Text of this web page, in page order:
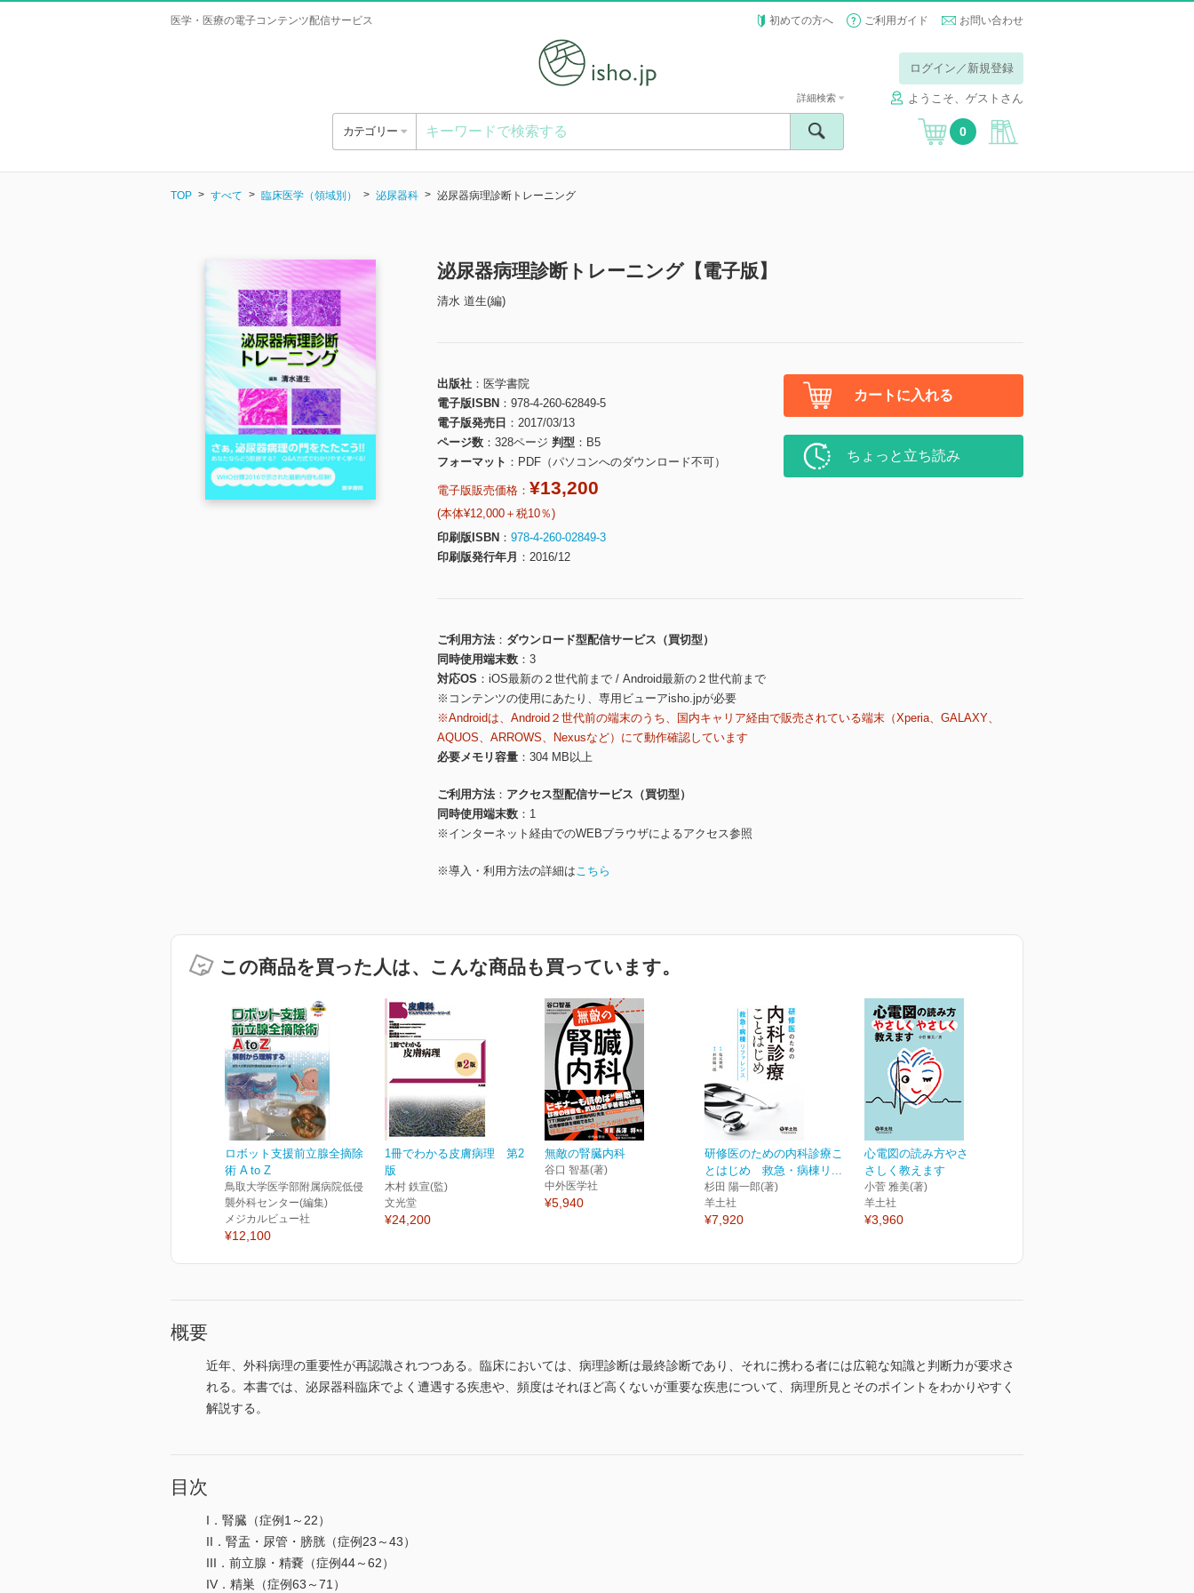
医学・医療の電子コンテンツ配信サービス 初めての方へ ご利用ガイド お問い合わせ
ログイン／新規登録
ようこそ、ゲストさん
カテゴリー
詳細検索
0
TOP すべて 臨床医学（領域別） 泌尿器科 泌尿器病理診断トレーニング
泌尿器病理診断トレーニング【電子版】
清水 道生(編)
出版社
医学書院
電子版ISBN
978-4-260-62849-5
電子版発売日
2017/03/13
ページ数
328ページ 判型
B5
フォーマット
PDF（パソコンへのダウンロード不可）
電子版販売価格： ¥13,200
(本体¥12,000＋税10％)
印刷版ISBN
978-4-260-02849-3
印刷版発行年月
2016/12
カートに入れる
ちょっと立ち読み
ご利用方法
ダウンロード型配信サービス（買切型）
同時使用端末数
3
対応OS
iOS最新の２世代前まで / Android最新の２世代前まで
※コンテンツの使用にあたり、専用ビューアisho.jpが必要
※Androidは、Android２世代前の端末のうち、国内キャリア経由で販売されている端末（Xperia、GALAXY、
AQUOS、ARROWS、Nexusなど）にて動作確認しています
必要メモリ容量
304 MB以上
ご利用方法
アクセス型配信サービス（買切型）
同時使用端末数
1
※インターネット経由でのWEBブラウザによるアクセス参照
※導入・利用方法の詳細はこちら
この商品を買った人は、こんな商品も買っています。
ロボット支援前立腺全摘除
術 A to Z
鳥取大学医学部附属病院低侵
襲外科センター(編集)
メジカルビュー社
¥12,100
1冊でわかる皮膚病理 第2
版
木村 鉄宣(監)
文光堂
¥24,200
無敵の腎臓内科
谷口 智基(著)
中外医学社
¥5,940
研修医のための内科診療こ
とはじめ 救急・病棟リ...
杉田 陽一郎(著)
羊土社
¥7,920
心電図の読み方やさしくや
さしく教えます
小菅 雅美(著)
羊土社
¥3,960
概要
近年、外科病理の重要性が再認識されつつある。臨床においては、病理診断は最終診断であり、それに携わる者には広範な知識と判断力が要求さ
れる。本書では、泌尿器科臨床でよく遭遇する疾患や、頻度はそれほど高くないが重要な疾患について、病理所見とそのポイントをわかりやすく
解説する。
目次
I．腎臓（症例1～22）
II．腎盂・尿管・膀胱（症例23～43）
III．前立腺・精嚢（症例44～62）
IV．精巣（症例63～71）